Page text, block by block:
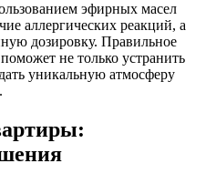
эфирных масел
аллергических реакций, а
дозировку. Правильное
не только устранить
уникальную атмосферу